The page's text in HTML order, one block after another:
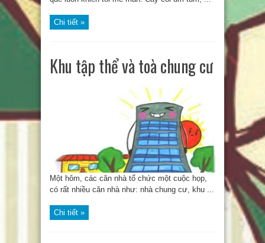
Chi tiết »
Khu tập thể và toà chung cư
Một hôm, các căn nhà tổ chức một cuộc họp,
có rất nhiều căn nhà như: nhà chung cư, khu ...
Chi tiết »